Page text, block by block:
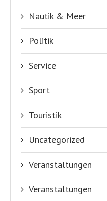
Nautik & Meer
Politik
Service
Sport
Touristik
Uncategorized
Veranstaltungen
Veranstaltungen